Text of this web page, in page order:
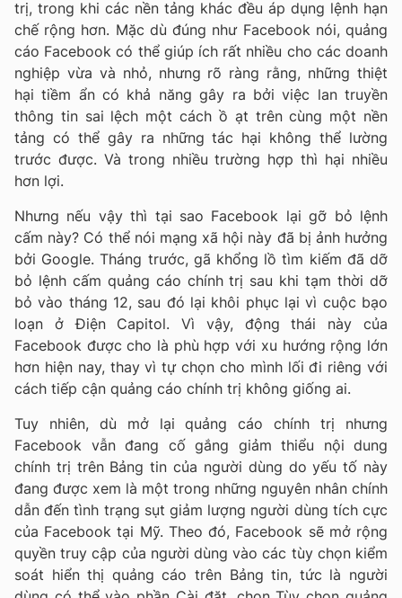
trị, trong khi các nền tảng khác đều áp dụng lệnh hạn
chế rộng hơn. Mặc dù đúng như Facebook nói, quảng
cáo Facebook có thể giúp ích rất nhiều cho các doanh
nghiệp vừa và nhỏ, nhưng rõ ràng rằng, những thiệt
hại tiềm ẩn có khả năng gây ra bởi việc lan truyền
thông tin sai lệch một cách ồ ạt trên cùng một nền
tảng có thể gây ra những tác hại không thể lường
trước được. Và trong nhiều trường hợp thì hại nhiều
hơn lợi.
Nhưng nếu vậy thì tại sao Facebook lại gỡ bỏ lệnh
cấm này? Có thể nói mạng xã hội này đã bị ảnh hưởng
bởi Google. Tháng trước, gã khổng lồ tìm kiếm đã dỡ
bỏ lệnh cấm quảng cáo chính trị sau khi tạm thời dỡ
bỏ vào tháng 12, sau đó lại khôi phục lại vì cuộc bạo
loạn ở Điện Capitol. Vì vậy, động thái này của
Facebook được cho là phù hợp với xu hướng rộng lớn
hơn hiện nay, thay vì tự chọn cho mình lối đi riêng với
cách tiếp cận quảng cáo chính trị không giống ai.
Tuy nhiên, dù mở lại quảng cáo chính trị nhưng
Facebook vẫn đang cố gắng giảm thiểu nội dung
chính trị trên Bảng tin của người dùng do yếu tố này
đang được xem là một trong những nguyên nhân chính
dẫn đến tình trạng sụt giảm lượng người dùng tích cực
của Facebook tại Mỹ. Theo đó, Facebook sẽ mở rộng
quyền truy cập của người dùng vào các tùy chọn kiểm
soát hiển thị quảng cáo trên Bảng tin, tức là người